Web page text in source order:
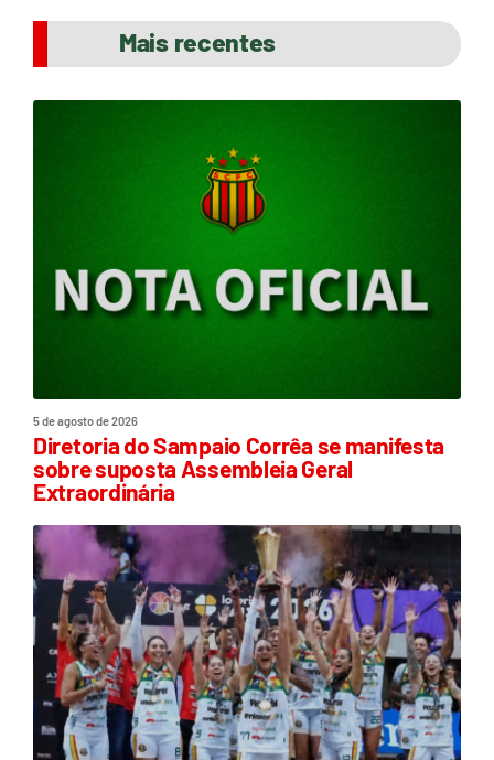
Mais recentes
5 de agosto de 2026
Diretoria do Sampaio Corrêa se manifesta
sobre suposta Assembleia Geral
Extraordinária